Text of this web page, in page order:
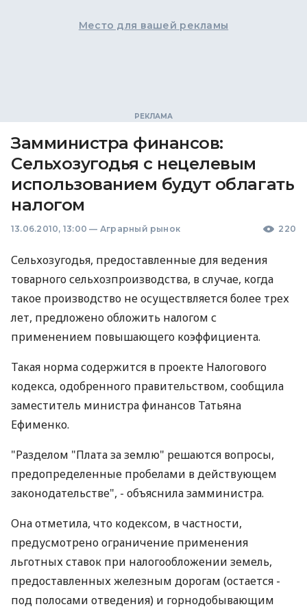
Место для вашей рекламы
Замминистра финансов:
Сельхозугодья с нецелевым
использованием будут облагать
налогом
13.06.2010, 13:00 — Аграрный рынок 220
Сельхозугодья, предоставленные для ведения
товарного сельхозпроизводства, в случае, когда
такое производство не осуществляется более трех
лет, предложено обложить налогом с
применением повышающего коэффициента.
Такая норма содержится в проекте Налогового
кодекса, одобренного правительством, сообщила
заместитель министра финансов Татьяна
Ефименко.
"Разделом "Плата за землю" решаются вопросы,
предопределенные пробелами в действующем
законодательстве", - объяснила замминистра.
Она отметила, что кодексом, в частности,
предусмотрено ограничение применения
льготных ставок при налогообложении земель,
предоставленных железным дорогам (остается -
под полосами отведения) и горнодобывающим